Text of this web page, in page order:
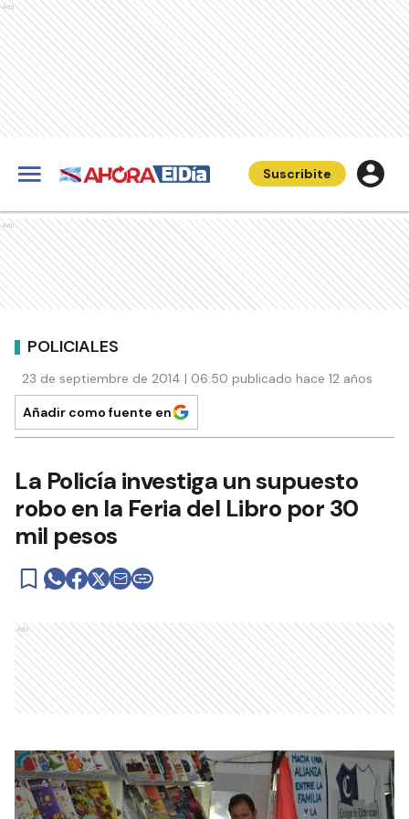
Ads
Suscribite
Ads
POLICIALES
23 de septiembre de 2014 | 06:50 publicado hace 12 años
Añadir como fuente en
La Policía investiga un supuesto
robo en la Feria del Libro por 30
mil pesos
Ads